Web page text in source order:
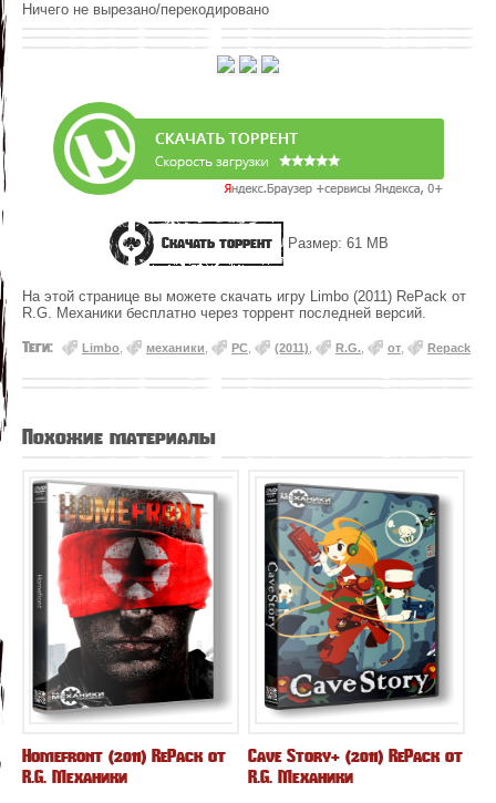
Ничего не вырезано/перекодировано
Скачать торрент Размер: 61 MB
На этой странице вы можете скачать игру Limbo (2011) RePack от
R.G. Механики бесплатно через торрент последней версий.
Теги: Limbo механики PC (2011) R.G. от Repack
Похожие материалы
Homefront (2011) RePack от
R.G. Механики
Cave Story+ (2011) RePack от
R.G. Механики